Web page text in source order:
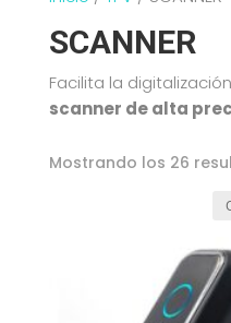
SCANNER
Facilita la
scanner de alta
Mostrando los 26